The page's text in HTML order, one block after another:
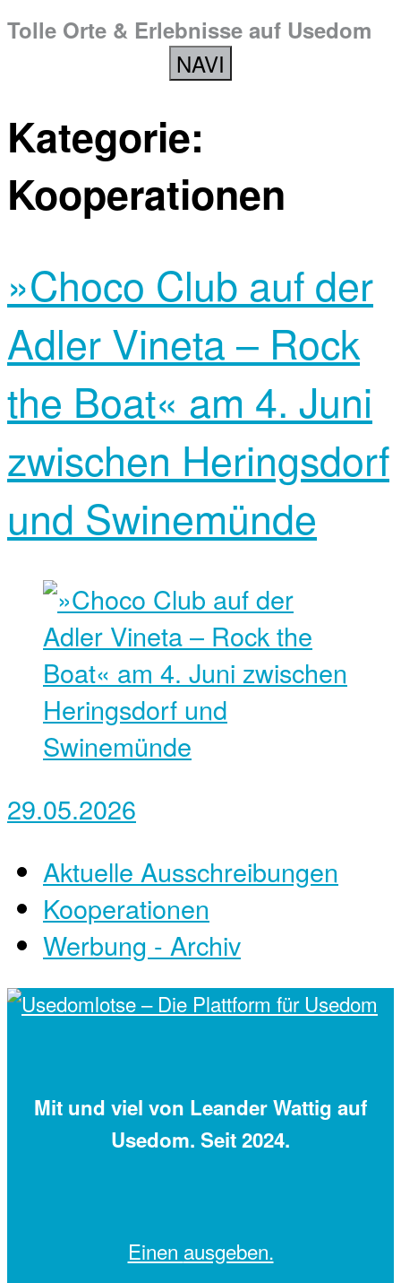
Tolle Orte & Erlebnisse auf Usedom
NAVI
Kategorie:
Kooperationen
»Choco Club auf der
Adler Vineta – Rock
the Boat« am 4. Juni
zwischen Heringsdorf
und Swinemünde
29.05.2026
Aktuelle Ausschreibungen
Kooperationen
Werbung - Archiv
Mit und viel von Leander Wattig auf
Usedom. Seit 2024.
Einen ausgeben.